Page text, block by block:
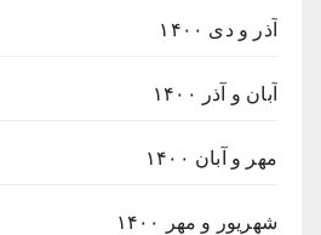
آذر و دی ۱۴۰۰
آبان و آذر ۱۴۰۰
مهر و آبان ۱۴۰۰
شهریور و مهر ۱۴۰۰